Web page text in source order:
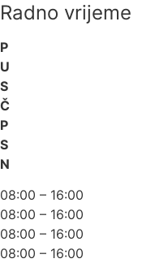
Radno vrijeme
P
U
S
Č
P
S
N
08:00 – 16:00
08:00 – 16:00
08:00 – 16:00
08:00 – 16:00